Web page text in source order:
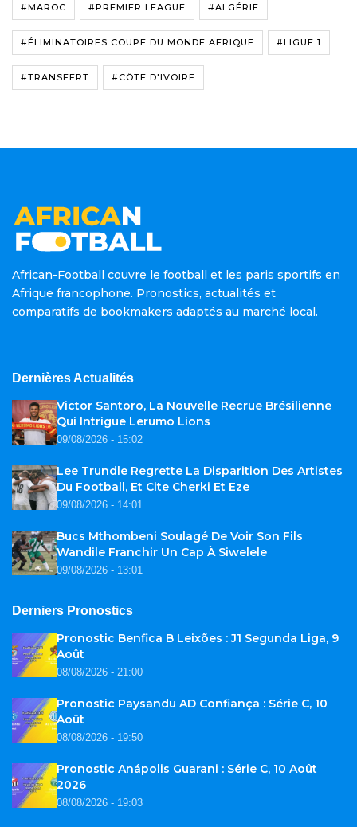
#MAROC #PREMIER LEAGUE #ALGÉRIE
#ÉLIMINATOIRES COUPE DU MONDE AFRIQUE #LIGUE 1
#TRANSFERT #CÔTE D'IVOIRE
African-Football couvre le football et les paris sportifs en
Afrique francophone. Pronostics, actualités et
comparatifs de bookmakers adaptés au marché local.
Dernières Actualités
Victor Santoro, La Nouvelle Recrue Brésilienne
Qui Intrigue Lerumo Lions
09/08/2026 - 15:02
Lee Trundle Regrette La Disparition Des Artistes
Du Football, Et Cite Cherki Et Eze
09/08/2026 - 14:01
Bucs Mthombeni Soulagé De Voir Son Fils
Wandile Franchir Un Cap À Siwelele
09/08/2026 - 13:01
Derniers Pronostics
Pronostic Benfica B Leixões : J1 Segunda Liga, 9
Août
08/08/2026 - 21:00
Pronostic Paysandu AD Confiança : Série C, 10
Août
08/08/2026 - 19:50
Pronostic Anápolis Guarani : Série C, 10 Août
2026
08/08/2026 - 19:03